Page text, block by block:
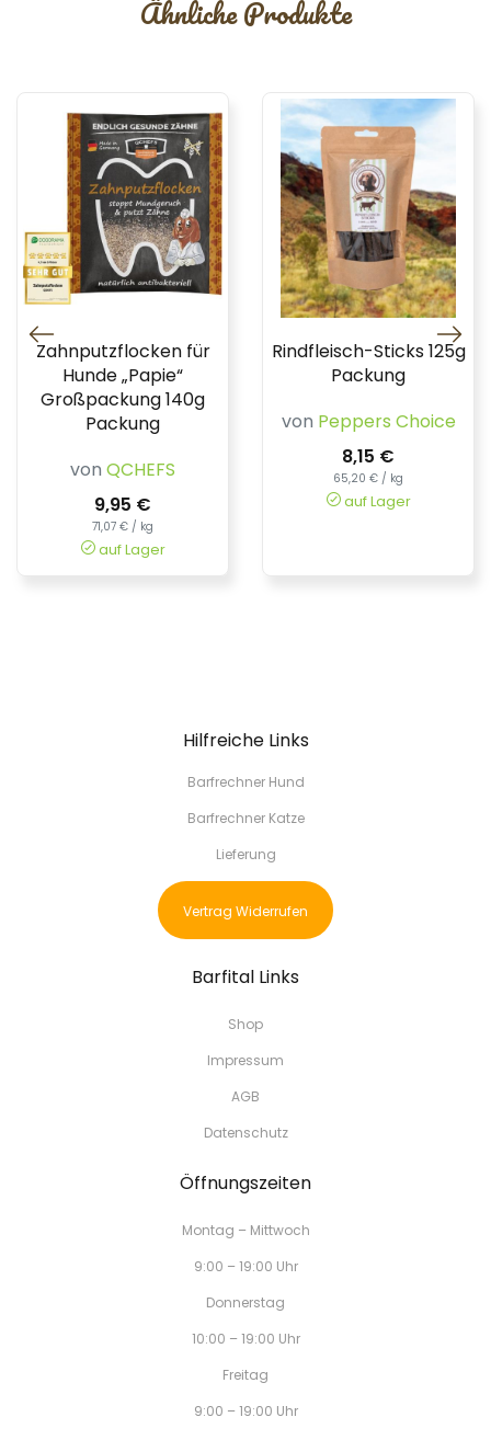
Ähnliche Produkte
Zahnputzflocken für
Hunde „Papie“
Großpackung 140g
Packung
von QCHEFS
9,95 €
71,07 € / kg
auf Lager
Rindfleisch-Sticks 125g
Packung
von Peppers Choice
8,15 €
65,20 € / kg
auf Lager
Hilfreiche Links
Barfrechner Hund
Barfrechner Katze
Lieferung
Vertrag Widerrufen
Barfital Links
Shop
Impressum
AGB
Datenschutz
Öffnungszeiten
Montag – Mittwoch
9:00 – 19:00 Uhr
Donnerstag
10:00 – 19:00 Uhr
Freitag
9:00 – 19:00 Uhr